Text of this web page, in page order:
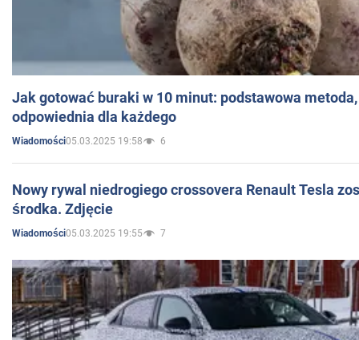
Jak gotować buraki w 10 minut: podstawowa
odpowiednia dla każdego
Wiadomości05.03.2025 19:58 6
Nowy rywal niedrogiego crossovera Renault Tesla
środka. Zdjęcie
Wiadomości05.03.2025 19:55 7